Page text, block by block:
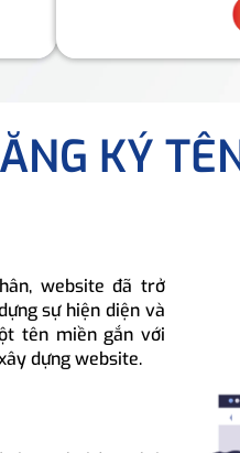
KÝ
website đã trở
sự hiện diện và
tên miền gắn với
dựng website.